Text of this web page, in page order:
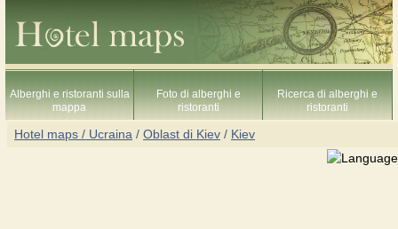
Alberghi e ristoranti sulla
mappa
Foto di alberghi e
ristoranti
Ricerca di alberghi e
ristoranti
Hotel maps / Ucraina / Oblast di Kiev / Kiev